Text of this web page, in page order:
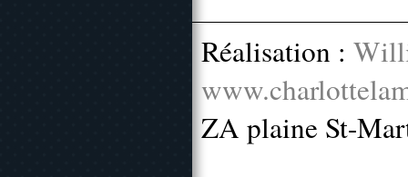
Réalisation :
ZA plaine St-